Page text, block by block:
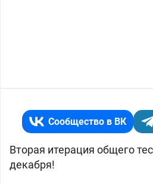
Сообщество в ВК
Вторая итерация общего
декабря!